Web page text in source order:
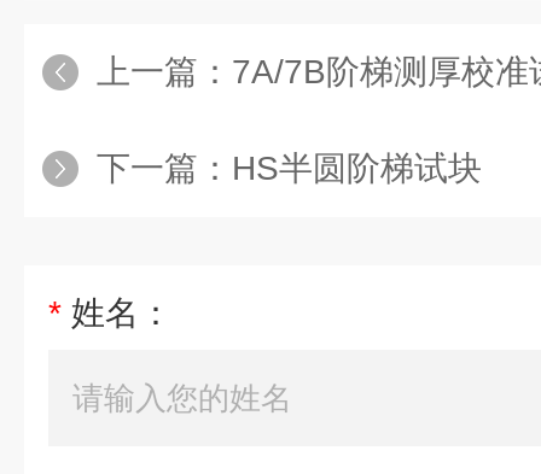
上一篇： 7A/7B阶梯测厚校准
下一篇： HS半圆阶梯试块
* 姓名：